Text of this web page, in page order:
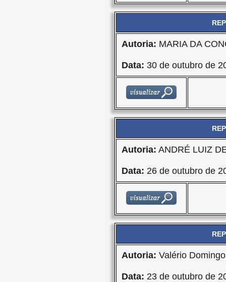
Autoria: MARIA DA
Data: 30 de outubro de
Autoria: ANDRÉ LUIZ
Data: 26 de outubro de
Autoria: Valério
Data: 23 de outubro de